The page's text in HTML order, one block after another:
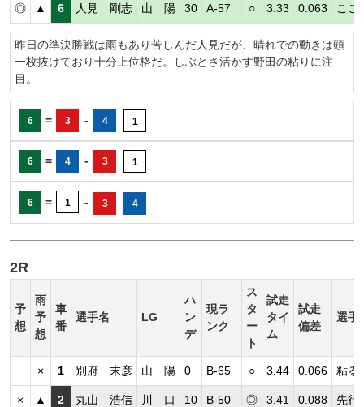
◎ ▲ 6 人見 剛志 山 陽 30 A-57 ○ 3.33 0.063 ここ
昨日の準決勝戦は雨もあり苦しんだ人見だが、晴れでの動きは頭
一枚抜けており十分上位格だ。しぶとさ活かす野田の粘りに注
目。
6 = 3 - 4 1
6 = 4 - 3 1
6 = 1 - 3 4
2R
予
想
雨
予
想
車
番
選手名 LG
ハ
ン
デ
現ラ
ンク
ス
タ
ー
ト
試走
タイ
ム
試走
偏差
選手
× 1 別府 末彦 山 陽 0 B-65 ○ 3.44 0.066 粘る
× ▲ 2 丸山 浩信 川 口 10 B-50 ◎ 3.41 0.088 先行